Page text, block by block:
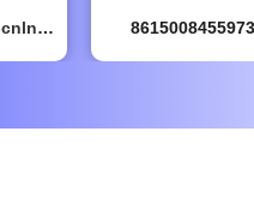
yinbangqi@cd-cnln.com 8615008455973